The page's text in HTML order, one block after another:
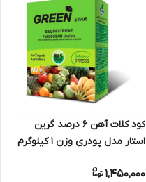
کود کلات آهن 6 درصد گرین
استار مدل پودری وزن 1 کیلوگرم
1,450,000